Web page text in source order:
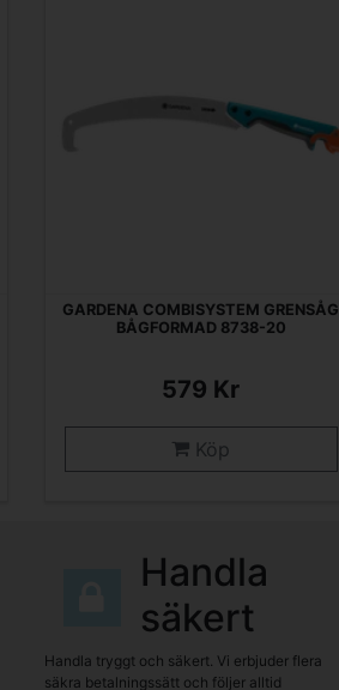
GARDENA COMBISYSTEM GRENSÅG
BÅGFORMAD 8738-20
579 Kr
Köp
Handla
säkert
Handla tryggt och säkert. Vi erbjuder flera
säkra betalningssätt och följer alltid